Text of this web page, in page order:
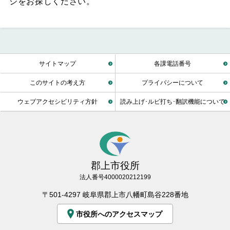
サイトマップ 各課電話番号
このサイトの考え方 プライバシーについて
ウェブアクセシビリティ方針 読み上げ･ルビ打ち･翻訳機能について
郡上市役所
法人番号4000020212199
〒501-4297 岐阜県郡上市八幡町島谷228番地
市役所へのアクセスマップ